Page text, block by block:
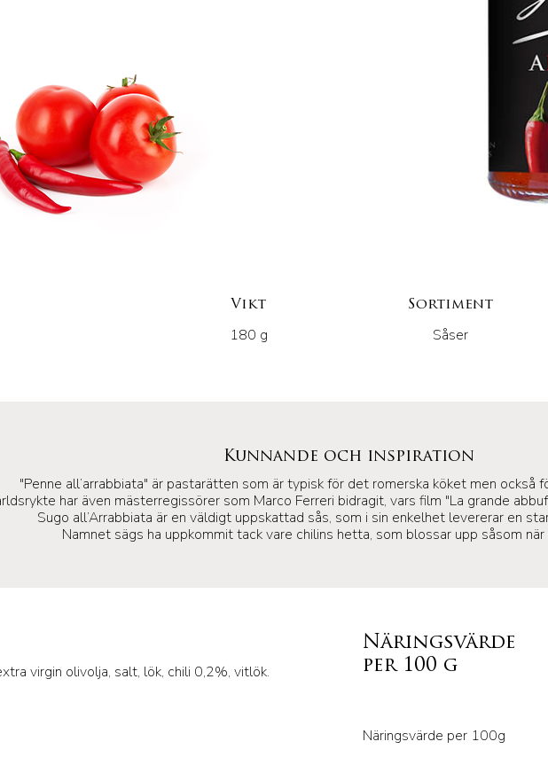
Vikt
180 g
Sortiment
Såser
Kunnande och inspiration
"Penne all’arrabbiata" är pastarätten som är typisk för det romerska köket men också
har även mästerregissörer som Marco Ferreri bidragit, vars film "La grande
Sugo all’Arrabbiata är en väldigt uppskattad sås, som i sin enkelhet levererar en
Namnet sägs ha uppkommit tack vare chilins hetta, som blossar upp såsom när
virgin olivolja, salt, lök, chili 0,2%, vitlök.
Näringsvärde
per 100 g
Näringsvärde per 100g